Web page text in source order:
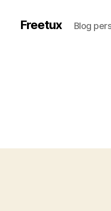
Freetux Blog